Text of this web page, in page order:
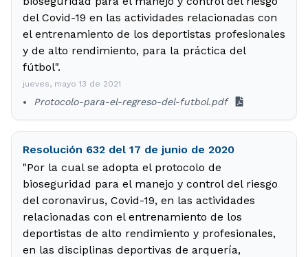
del Covid-19 en las actividades relacionadas con
el entrenamiento de los deportistas profesionales
y de alto rendimiento, para la práctica del
fútbol".
jueves, mayo 13 de 2021
Protocolo-para-el-regreso-del-futbol.pdf
Resolución 632 del 17 de junio de 2020
"Por la cual se adopta el protocolo de
bioseguridad para el manejo y control del riesgo
del coronavirus, Covid-19, en las actividades
relacionadas con el entrenamiento de los
deportistas de alto rendimiento y profesionales,
en las disciplinas deportivas de arquería,